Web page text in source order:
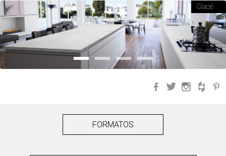
Glacé
Facebook
Twitter
FORMATOS